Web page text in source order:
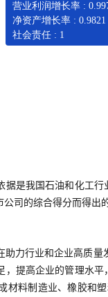
营业利润增长率 :
净资产增长率 : 0.9821
社会责任 : 1
据是我国石油和化工
司的综合得分而得
力行业和企业高质
，提高企业的管理水
材料制造业、橡胶和